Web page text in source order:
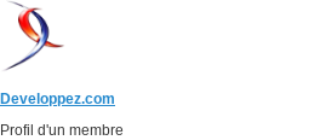
Developpez.com
Profil d'un membre